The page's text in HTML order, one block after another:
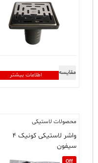
اطلاعات بیشتر مقایسه
محصولات لاستیکی
واشر لاستیکی کونیک ۴
سیفون